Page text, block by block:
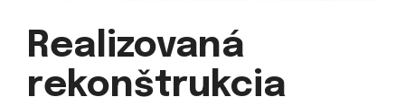
Realizovaná
rekonštrukcia